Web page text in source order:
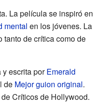
La película se inspiró en
mental en los jóvenes. La
de crítica como de
escrita porEmerald
de Mejor guion original.
Críticos de Hollywood.